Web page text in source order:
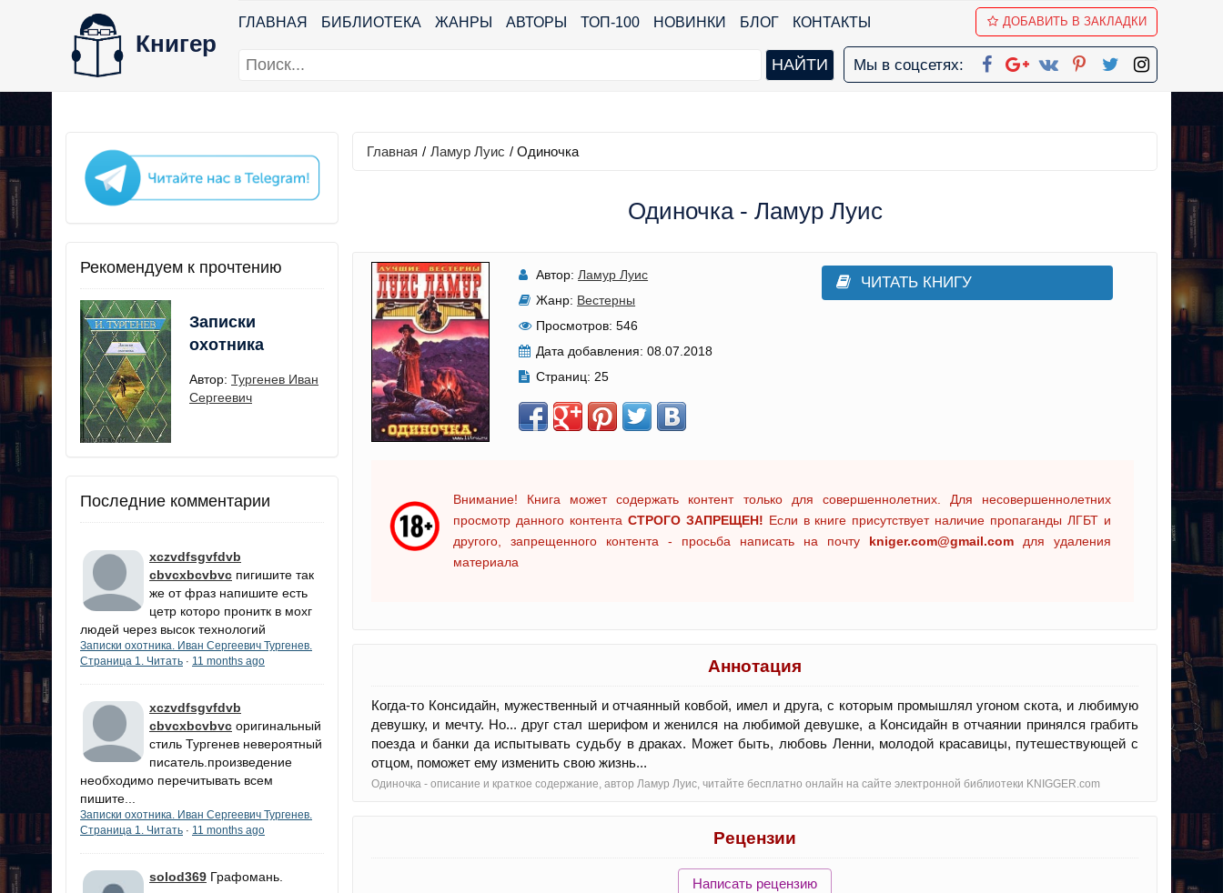
Книгер
ГЛАВНАЯ БИБЛИОТЕКА ЖАНРЫ АВТОРЫ ТОП-100 НОВИНКИ БЛОГ КОНТАКТЫ ДОБАВИТЬ В ЗАКЛАДКИ
Мы в соцсетях:
Рекомендуем к прочтению
Записки
охотника
Автор: Тургенев Иван
Сергеевич
Последние комментарии
xczvdfsgvfdvb
cbvcxbcvbvc пигишите так
же от фраз напишите есть
цетр которо пронитк в мохг
людей через высок технологий
Записки охотника. Иван Сергеевич Тургенев.
Страница 1. Читать · 11 months ago
xczvdfsgvfdvb
cbvcxbcvbvc оригинальный
стиль Тургенев невероятный
писатель.произведение
необходимо перечитывать всем
пишите...
Записки охотника. Иван Сергеевич Тургенев.
Страница 1. Читать · 11 months ago
solod369 Графомань.
Главная / Ламур Луис / Одиночка
Одиночка - Ламур Луис
Автор: Ламур Луис
Жанр: Вестерны
Просмотров: 546
Дата добавления: 08.07.2018
Страниц: 25
ЧИТАТЬ КНИГУ
Внимание! Книга может содержать контент только для совершеннолетних. Для несовершеннолетних
просмотр данного контента СТРОГО ЗАПРЕЩЕН! Если в книге присутствует наличие пропаганды ЛГБТ и
другого, запрещенного контента - просьба написать на почту kniger.com@gmail.com для удаления
материала
Аннотация
Когда-то Консидайн, мужественный и отчаянный ковбой, имел и друга, с которым промышлял угоном скота, и любимую
девушку, и мечту. Но... друг стал шерифом и женился на любимой девушке, а Консидайн в отчаянии принялся грабить
поезда и банки да испытывать судьбу в драках. Может быть, любовь Ленни, молодой красавицы, путешествующей с
отцом, поможет ему изменить свою жизнь...
Одиночка - oписание и краткое содержание, автор Ламур Луис, читайте бесплатно онлайн на сайте электронной библиотеки KNIGGER.com
Рецензии
Написать рецензию